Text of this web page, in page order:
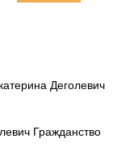
Деголевич
Гражданство